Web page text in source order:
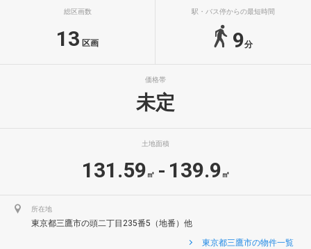
総区画数
13 区画
駅・バス停からの最短時間
9 分
価格帯
未定
土地面積
131.59 ㎡ - 139.9 ㎡
所在地
東京都三鷹市の頭二丁目235番5（地番）他
東京都三鷹市の物件一覧